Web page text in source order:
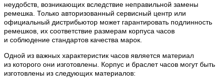
неудобств, возникающих вследствие неправильной замены
ремешка. Только авторизованный сервисный центр или
официальный дистрибьютор может гарантировать подлинность
ремешков, их соответствие размерам корпуса часов
и соблюдение стандартов качества марок.
Одной из важных характеристик часов является материал
из которого они изготовлены. Корпус и браслет часов могут быть
изготовлены из следующих материалов: